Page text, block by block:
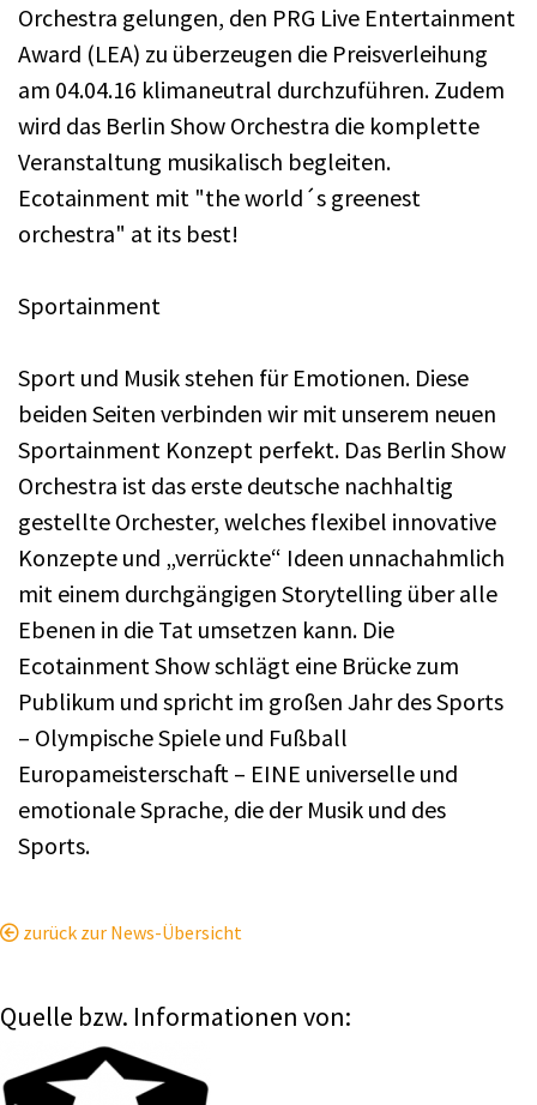
Orchestra gelungen, den PRG Live Entertainment
Award (LEA) zu überzeugen die Preisverleihung
am 04.04.16 klimaneutral durchzuführen. Zudem
wird das Berlin Show Orchestra die komplette
Veranstaltung musikalisch begleiten.
Ecotainment mit "the world´s greenest
orchestra" at its best!
Sportainment
Sport und Musik stehen für Emotionen. Diese
beiden Seiten verbinden wir mit unserem neuen
Sportainment Konzept perfekt. Das Berlin Show
Orchestra ist das erste deutsche nachhaltig
gestellte Orchester, welches flexibel innovative
Konzepte und „verrückte“ Ideen unnachahmlich
mit einem durchgängigen Storytelling über alle
Ebenen in die Tat umsetzen kann. Die
Ecotainment Show schlägt eine Brücke zum
Publikum und spricht im großen Jahr des Sports
– Olympische Spiele und Fußball
Europameisterschaft – EINE universelle und
emotionale Sprache, die der Musik und des
Sports.
zurück zur News-Übersicht
Quelle bzw. Informationen von: